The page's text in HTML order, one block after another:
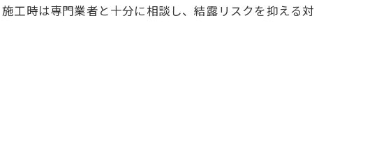
工時は専門業者と十分に相談し、結露リスクを抑える対